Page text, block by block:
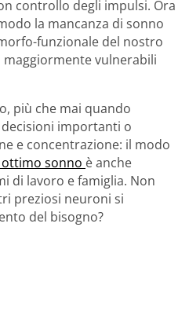
controllo degli impulsi. Ora
la mancanza di sonno
funzionale del nostro
maggiormente vulnerabili
più che mai quando
importanti o
e concentrazione: il modo
sonno è anche
di lavoro e famiglia. Non
preziosi neuroni si
del bisogno?